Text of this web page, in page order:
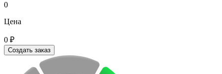
0
Цена
0 ₽
Создать заказ